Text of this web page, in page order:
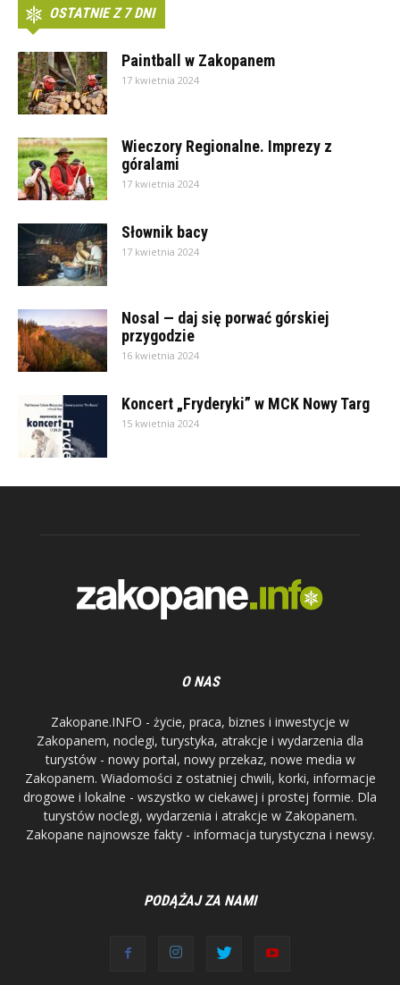
OSTATNIE Z 7 DNI
Paintball w Zakopanem
17 kwietnia 2024
Wieczory Regionalne. Imprezy z
góralami
17 kwietnia 2024
Słownik bacy
17 kwietnia 2024
Nosal — daj się porwać górskiej
przygodzie
16 kwietnia 2024
Koncert „Fryderyki” w MCK Nowy Targ
15 kwietnia 2024
O NAS
Zakopane.INFO - życie, praca, biznes i inwestycje w
Zakopanem, noclegi, turystyka, atrakcje i wydarzenia dla
turystów - nowy portal, nowy przekaz, nowe media w
Zakopanem. Wiadomości z ostatniej chwili, korki, informacje
drogowe i lokalne - wszystko w ciekawej i prostej formie. Dla
turystów noclegi, wydarzenia i atrakcje w Zakopanem.
Zakopane najnowsze fakty - informacja turystyczna i newsy.
PODĄŻAJ ZA NAMI